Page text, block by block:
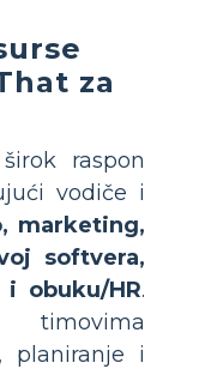
za
raspon
vodiče i
marketing,
softvera,
obuku/HR.
timovima
planiranje i